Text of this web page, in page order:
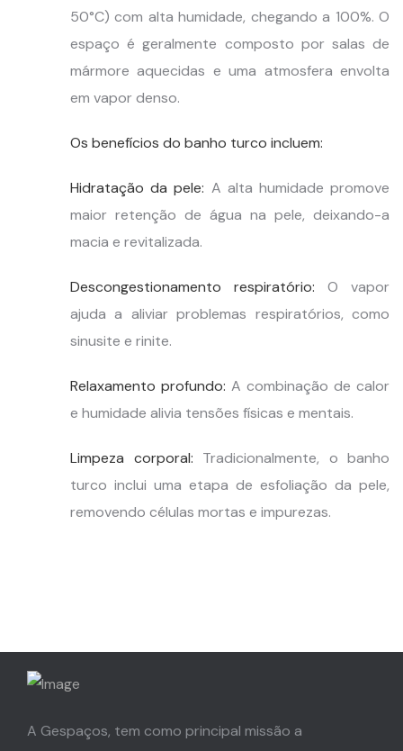
50°C) com alta humidade, chegando a 100%. O
espaço é geralmente composto por salas de
mármore aquecidas e uma atmosfera envolta
em vapor denso.
Os benefícios do banho turco incluem:
Hidratação da pele: A alta humidade promove
maior retenção de água na pele, deixando-a
macia e revitalizada.
Descongestionamento respiratório: O vapor
ajuda a aliviar problemas respiratórios, como
sinusite e rinite.
Relaxamento profundo: A combinação de calor
e humidade alivia tensões físicas e mentais.
Limpeza corporal: Tradicionalmente, o banho
turco inclui uma etapa de esfoliação da pele,
removendo células mortas e impurezas.
A Gespaços, tem como principal missão a